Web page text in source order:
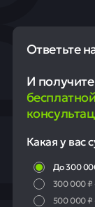
Ответьте
И получите
бесплатной
Какая у вас
До 300
300 000 ₽
500 000 ₽